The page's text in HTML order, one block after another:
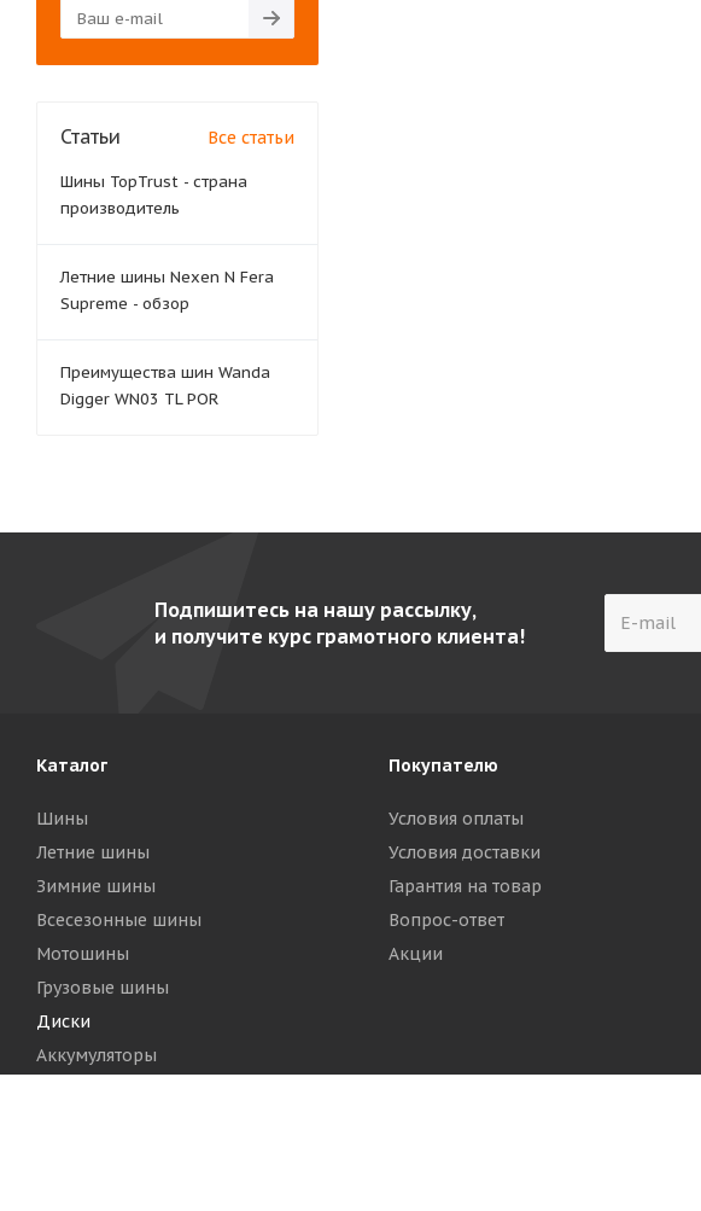
Статьи Все статьи
Шины TopTrust - страна
производитель
Летние шины Nexen N Fera
Supreme - обзор
Преимущества шин Wanda
Digger WN03 TL POR
Подпишитесь на нашу рассылку,
и получите курс грамотного клиента!
Каталог
Шины
Летние шины
Зимние шины
Всесезонные шины
Мотошины
Грузовые шины
Диски
Аккумуляторы
Покупателю
Условия оплаты
Условия доставки
Гарантия на товар
Вопрос-ответ
Акции